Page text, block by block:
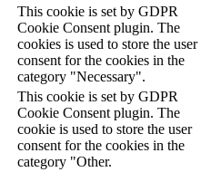
This cookie is set by GDPR
Cookie Consent plugin. The
cookies is used to store the user
consent for the cookies in the
category "Necessary".
This cookie is set by GDPR
Cookie Consent plugin. The
cookie is used to store the user
consent for the cookies in the
category "Other.